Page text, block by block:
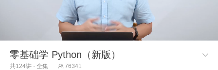
零基础学 Python（新版） 
共124讲 · 全集  76341